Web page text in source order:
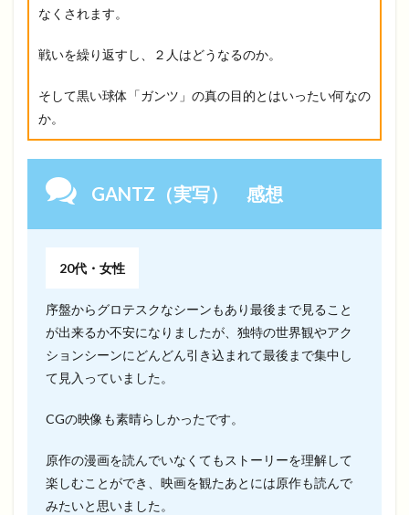
なくされます。
戦いを繰り返すし、２人はどうなるのか。
そして黒い球体「ガンツ」の真の目的とはいったい何なの
か。
GANTZ（実写） 感想
20代・女性
序盤からグロテスクなシーンもあり最後まで見ること
が出来るか不安になりましたが、独特の世界観やアク
ションシーンにどんどん引き込まれて最後まで集中し
て見入っていました。
CGの映像も素晴らしかったです。
原作の漫画を読んでいなくてもストーリーを理解して
楽しむことができ、映画を観たあとには原作も読んで
みたいと思いました。